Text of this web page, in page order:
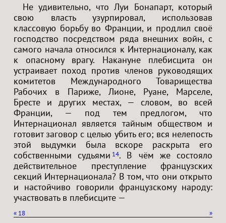
Не удивительно, что Луи Бонапарт, который
свою власть узурпировал, использовав
классовую борьбу во Франции, и продлил своё
господство посредством ряда внешних войн, с
самого начала относился к Интернационалу, как
к опасному врагу. Накануне плебисцита он
устраивает поход против членов руководящих
комитетов Международного Товарищества
Рабочих в Париже, Лионе, Руане, Марселе,
Бресте и других местах, — словом, во всей
Франции, — под тем предлогом, что
Интернационал является тайным обществом и
готовит заговор с целью убить его; вся нелепость
этой выдумки была вскоре раскрыта его
собственными судьями 14. В чём же состояло
действительное преступление французских
секций Интернационала? В том, что они открыто
и настойчиво говорили французскому народу:
участвовать в плебисците —
« »
18